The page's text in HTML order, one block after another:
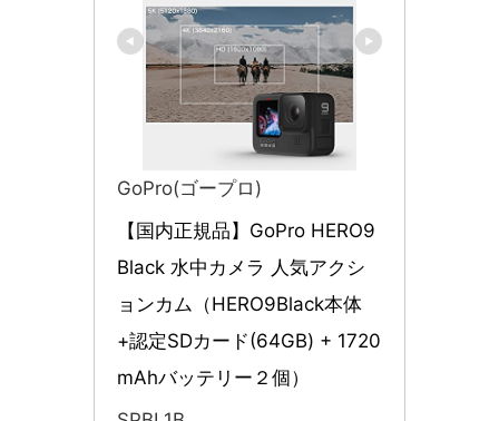
GoPro(ゴープロ)
【国内正規品】GoPro HERO9
Black 水中カメラ 人気アクシ
ョンカム（HERO9Black本体
+認定SDカード(64GB) + 1720
mAhバッテリー２個）